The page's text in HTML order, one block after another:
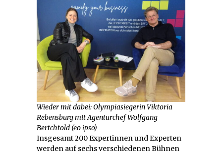
Wieder mit dabei: Olympiasiegerin Viktoria
Rebensburg mit Agenturchef Wolfgang
Bertchtold (eo ipso)
Insgesamt 200 Expertinnen und Experten
werden auf sechs verschiedenen Bühnen